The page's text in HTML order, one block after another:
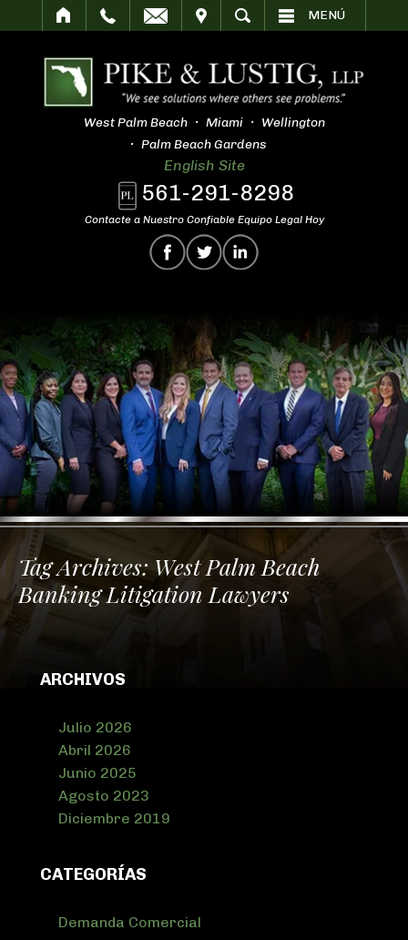
BUSCAR MENÚ
West Palm Beach Miami
Wellington
Palm Beach Gardens
English Site
561-291-8298
Contacte a Nuestro Confiable Equipo Legal Hoy
Tag Archives: West Palm Beach
Banking Litigation Lawyers
ARCHIVOS
Julio 2026
Abril 2026
Junio 2025
Agosto 2023
Diciembre 2019
CATEGORÍAS
Demanda Comercial